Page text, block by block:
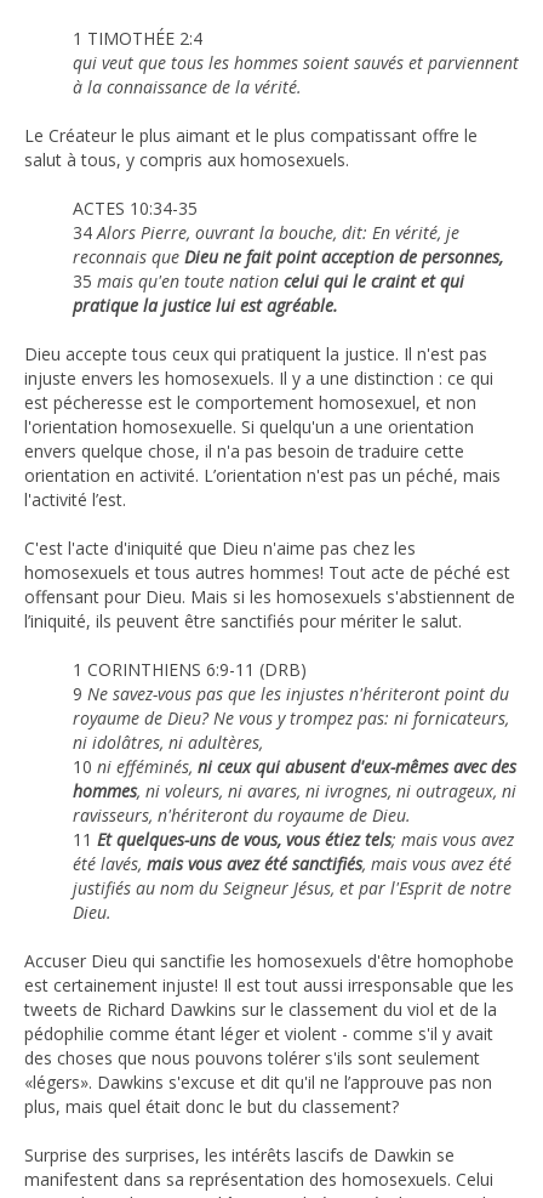
1 TIMOTHÉE 2:4
qui veut que tous les hommes soient sauvés et parviennent
à la connaissance de la vérité.
Le Créateur le plus aimant et le plus compatissant offre le
salut à tous, y compris aux homosexuels.
ACTES 10:34-35
34 Alors Pierre, ouvrant la bouche, dit: En vérité, je
reconnais que Dieu ne fait point acception de personnes,
35 mais qu'en toute nation celui qui le craint et qui
pratique la justice lui est agréable.
Dieu accepte tous ceux qui pratiquent la justice. Il n'est pas
injuste envers les homosexuels. Il y a une distinction : ce qui
est pécheresse est le comportement homosexuel, et non
l'orientation homosexuelle. Si quelqu'un a une orientation
envers quelque chose, il n'a pas besoin de traduire cette
orientation en activité. L’orientation n'est pas un péché, mais
l'activité l’est.
C'est l'acte d'iniquité que Dieu n'aime pas chez les
homosexuels et tous autres hommes! Tout acte de péché est
offensant pour Dieu. Mais si les homosexuels s'abstiennent de
l’iniquité, ils peuvent être sanctifiés pour mériter le salut.
1 CORINTHIENS 6:9-11 (DRB)
9 Ne savez-vous pas que les injustes n'hériteront point du
royaume de Dieu? Ne vous y trompez pas: ni fornicateurs,
ni idolâtres, ni adultères,
10 ni efféminés, ni ceux qui abusent d'eux-mêmes avec des
hommes, ni voleurs, ni avares, ni ivrognes, ni outrageux, ni
ravisseurs, n'hériteront du royaume de Dieu.
11 Et quelques-uns de vous, vous étiez tels; mais vous avez
été lavés, mais vous avez été sanctifiés, mais vous avez été
justifiés au nom du Seigneur Jésus, et par l'Esprit de notre
Dieu.
Accuser Dieu qui sanctifie les homosexuels d'être homophobe
est certainement injuste! Il est tout aussi irresponsable que les
tweets de Richard Dawkins sur le classement du viol et de la
pédophilie comme étant léger et violent - comme s'il y avait
des choses que nous pouvons tolérer s'ils sont seulement
«légers». Dawkins s'excuse et dit qu'il ne l’approuve pas non
plus, mais quel était donc le but du classement?
Surprise des surprises, les intérêts lascifs de Dawkin se
manifestent dans sa représentation des homosexuels. Celui